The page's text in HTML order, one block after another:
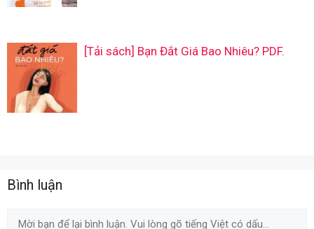
[Tải sách] Bạn Đắt Giá Bao Nhiêu? PDF.
Bình luận
Comment